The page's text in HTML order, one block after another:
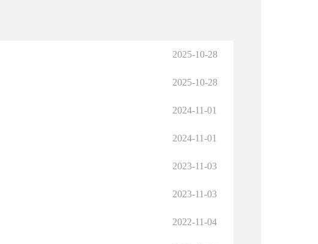
2025-10-28
2025-10-28
2024-11-01
2024-11-01
2023-11-03
2023-11-03
2022-11-04